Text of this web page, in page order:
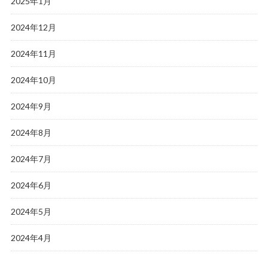
2024年12月
2024年11月
2024年10月
2024年9月
2024年8月
2024年7月
2024年6月
2024年5月
2024年4月